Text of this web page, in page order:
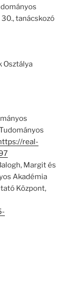
tanácskozó
Osztálya
real-
Margit és
Akadémia
Központ,